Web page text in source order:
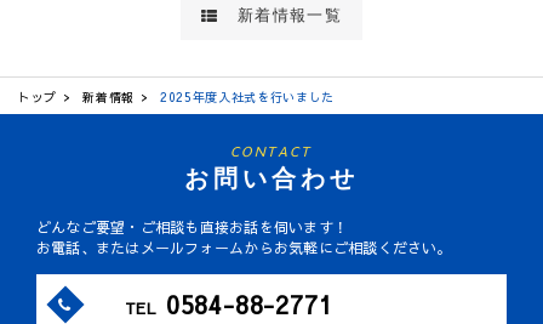
新着情報一覧
トップ 新着情報 2025年度入社式を行いました
CONTACT
お問い合わせ
どんなご要望・ご相談も直接お話を伺います！
お電話、またはメールフォームからお気軽にご相談ください。
TEL 0584-88-2771